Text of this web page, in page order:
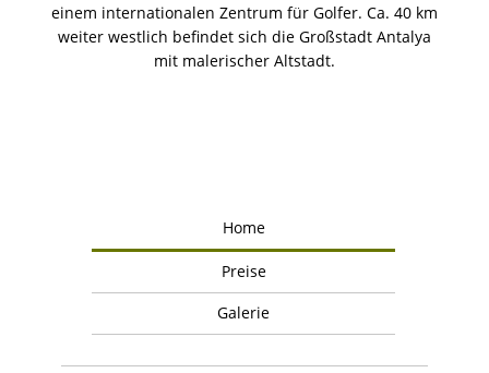
einem internationalen Zentrum für Golfer. Ca. 40 km
weiter westlich befindet sich die Großstadt Antalya
mit malerischer Altstadt.
Home
Preise
Galerie